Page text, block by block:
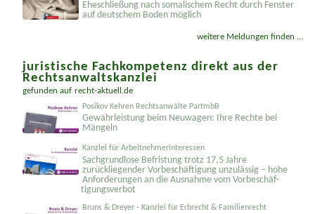
Eheschließung nach somalischem Recht durch Fenster
auf deutschem Boden möglich
weitere Meldungen finden ...
juristische Fachkompetenz direkt aus der
Rechtsanwaltskanzlei
gefunden auf recht-aktuell.de
Posikov Kehren Rechtsanwälte PartmbB
Gewährleistung beim Neuwagen: Ihre Rechte bei
Mängeln
Kanzlei für Arbeitnehmerinteressen
Sachgrundlose Befristung trotz 17,5 Jahre
zurückliegender Vorbeschäftigung unzulässig – hohe
Anforderungen an die Ausnahme vom Vorbeschäf­
tigungsverbot
Bruns & Dreyer - Kanzlei für Erbrecht & Familienrecht